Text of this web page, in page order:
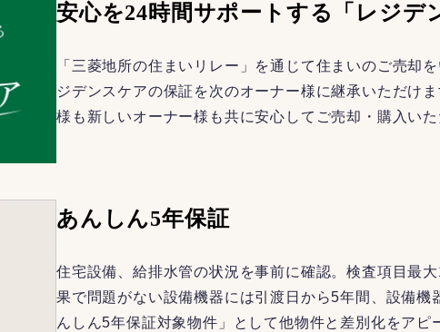
安心を24時間サポートする「レジデ
「三菱地所の住まいリレー」を通じて住まいのご売却
ジデンスケアの保証を次のオーナー様に継承いただけ
様も新しいオーナー様も共に安心してご売却・購入いた
あんしん5年保証
住宅設備、給排水管の状況を事前に確認。検査項目最
果で問題がない設備機器には引渡日から5年間、設備
んしん5年保証対象物件」として他物件と差別化をアピ